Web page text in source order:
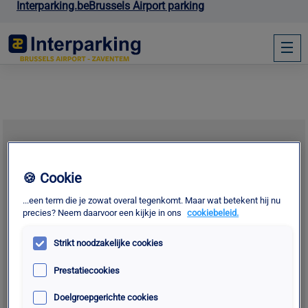
Interparking.beBrussels Airport parking
🍪 Cookie
...een term die je zowat overal tegenkomt. Maar wat betekent hij nu
precies? Neem daarvoor een kijkje in ons
cookiebeleid.
Strikt noodzakelijke cookies
Prestatiecookies
Doelgroepgerichte cookies